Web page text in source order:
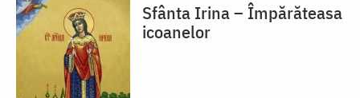
Sfânta Irina – Împărăteasa
icoanelor